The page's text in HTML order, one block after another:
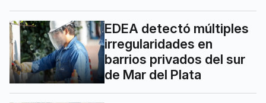
EDEA detectó múltiples
irregularidades en
barrios privados del sur
de Mar del Plata